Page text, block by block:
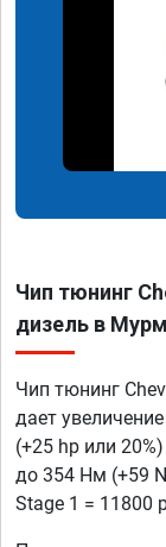
Чип тюнинг
дизель в
Чип тюнинг
дает
(+25 hp или
до 354 Нм (+59
Stage 1 = 11800